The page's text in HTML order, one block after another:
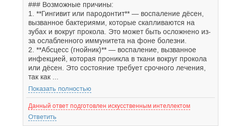
### Возможные причины:
1. **Гингивит или пародонтит** — воспаление дёсен,
вызванное бактериями, которые скапливаются на
зубах и вокруг прокола. Это может быть осложнено из-
за ослабленного иммунитета на фоне болезни.
2. **Абсцесс (гнойник)** — воспаление, вызванное
инфекцией, которая проникла в ткани вокруг прокола
или дёсен. Это состояние требует срочного лечения,
так как ...
Показать полностью
Данный ответ подготовлен искусственным интеллектом
Ответить